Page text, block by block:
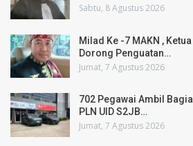
Sabtu, 8 Agustus 2026
Milad Ke -7 MAKN ,
Dorong Penguatan…
Jumat, 7 Agustus 2026
702 Pegawai Ambil
PLN UID S2JB…
Jumat, 7 Agustus 2026